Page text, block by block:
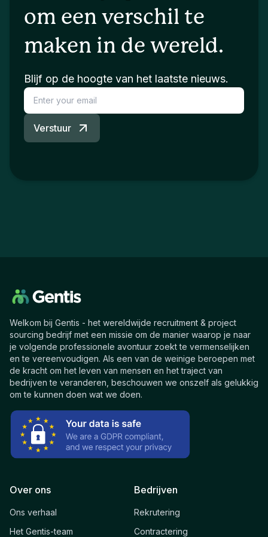
om een verschil te
maken in de wereld.
Blijf op de hoogte van het laatste nieuws.
Verstuur
Welkom bij Gentis - het wereldwijde recruitment & project
sourcing bedrijf met een missie om de manier waarop je naar
je volgende professionele avontuur zoekt te vermenselijken
en te vereenvoudigen. Als een van de weinige beroepen met
de kracht om het leven van mensen en het traject van
bedrijven te veranderen, beschouwen we onszelf als gelukkig
om te kunnen doen wat we doen.
Over ons
Ons verhaal
Het Gentis-team
Bedrijven
Rekrutering
Contractering